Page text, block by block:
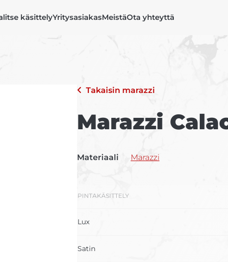
käsittelyYritysasiakasMeistäOta yhteyttä
Takaisin marazzi
Marazzi
Materiaali Marazzi
PINTAKÄSITTELY
Lux
Satin